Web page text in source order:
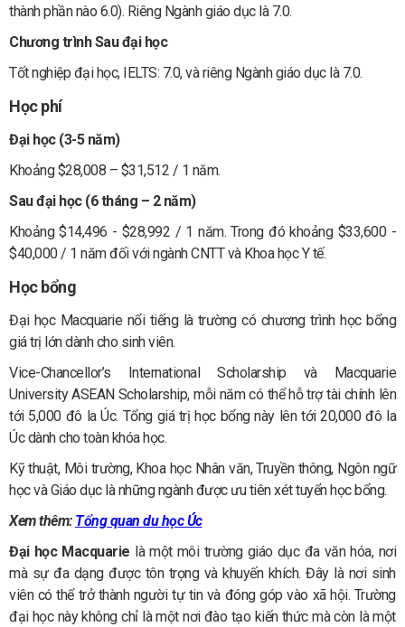
thành phần nào 6.0). Riêng Ngành giáo dục là 7.0.
Chương trình Sau đại học
Tốt nghiệp đại học, IELTS: 7.0, và riêng Ngành giáo dục là 7.0.
Học phí
Đại học (3-5 năm)
Khoảng $28,008 – $31,512 / 1 năm.
Sau đại học (6 tháng – 2 năm)
Khoảng $14,496 - $28,992 / 1 năm. Trong đó khoảng $33,600 -
$40,000 / 1 năm đối với ngành CNTT và Khoa học Y tế.
Học bổng
Đại học Macquarie nổi tiếng là trường có chương trình học bổng
giá trị lớn dành cho sinh viên.
Vice-Chancellor’s International Scholarship và Macquarie
University ASEAN Scholarship, mỗi năm có thể hỗ trợ tài chính lên
tới 5,000 đô la Úc. Tổng giá trị học bổng này lên tới 20,000 đô la
Úc dành cho toàn khóa học.
Kỹ thuật, Môi trường, Khoa học Nhân văn, Truyền thông, Ngôn ngữ
học và Giáo dục là những ngành được ưu tiên xét tuyển học bổng.
Xem thêm: Tổng quan du học Úc
Đại học Macquarie là một môi trường giáo dục đa văn hóa, nơi
mà sự đa dạng được tôn trọng và khuyến khích. Đây là nơi sinh
viên có thể trở thành người tự tin và đóng góp vào xã hội. Trường
đại học này không chỉ là một nơi đào tạo kiến thức mà còn là một